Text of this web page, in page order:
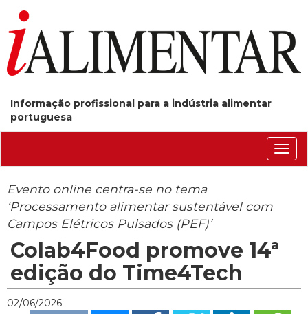
Informação profissional para a indústria alimentar
portuguesa
Evento online centra-se no tema
‘Processamento alimentar sustentável com
Campos Elétricos Pulsados (PEF)’
Colab4Food promove 14ª
edição do Time4Tech
02/06/2026